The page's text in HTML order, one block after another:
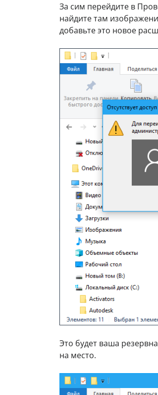
За сим перейдите в
найдите там
добавьте это новое
Это будет ваша
на место.